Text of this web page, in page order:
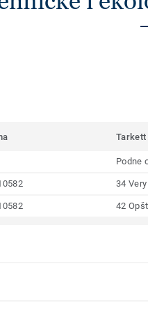
Tarkett
Podne
34
42